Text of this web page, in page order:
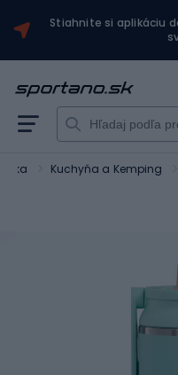
Stiahnite si aplikáciu
Kuchyňa a Kemping